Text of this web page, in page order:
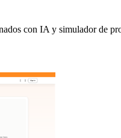
con IA y simulador de